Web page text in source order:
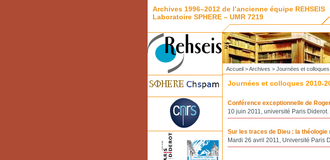
Archives 1996–2012 de l’ancienne équipe REHSEIS
Laboratoire SPHERE – UMR 7219
Accueil>Archives > Journées et
Journées et colloques 2010-
Conférence exceptionnelle de
10 juin 2011, université Paris Diderot.
Sur les traces de Dieu : la théologie
Mardi 26 avril 2011, Université Paris